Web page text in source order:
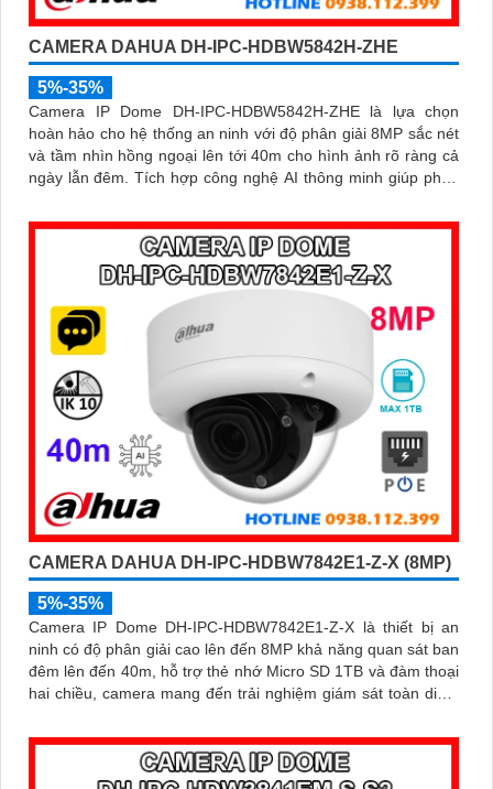
CAMERA DAHUA DH-IPC-HDBW5842H-ZHE
5%-35%
Camera IP Dome DH-IPC-HDBW5842H-ZHE là lựa chọn
hoàn hảo cho hệ thống an ninh với độ phân giải 8MP sắc nét
và tầm nhìn hồng ngoại lên tới 40m cho hình ảnh rõ ràng cả
ngày lẫn đêm. Tích hợp công nghệ AI thông minh giúp phân
báo sai, đi kèm khe cắm thẻ nhớ 256GB lưu trữ lâu dài, hỗ
trợ POE tiện lợi và mức giá phải chăng
CAMERA DAHUA DH-IPC-HDBW7842E1-Z-X (8MP)
5%-35%
Camera IP Dome DH-IPC-HDBW7842E1-Z-X là thiết bị an
ninh có độ phân giải cao lên đến 8MP khả năng quan sát ban
đêm lên đến 40m, hỗ trợ thẻ nhớ Micro SD 1TB và đàm thoại
hai chiều, camera mang đến trải nghiệm giám sát toàn diện.
mặt và đếm người giúp nâng cao hiệu quả quản lý và an ninh
cho mọi không gian trong nhà